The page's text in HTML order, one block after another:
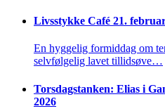
Livsstykke Café 21.
En hyggelig formiddag om
selvfølgelig lavet tillidsøve…
Torsdagstanken: Elias i
2026